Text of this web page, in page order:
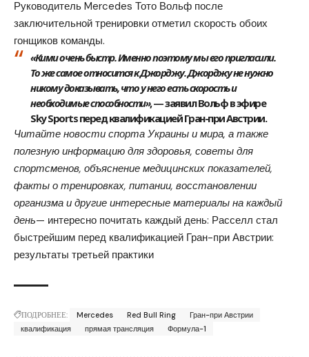
Руководитель Mercedes Тото Вольф после
заключительной тренировки отметил скорость обоих
гонщиков команды.
«Кими очень быстр. Именно поэтому мы его пригласили.
То же самое относится к Джорджу. Джорджу не нужно
никому доказывать, что у него есть скорость и
необходимые способности», — заявил Вольф в эфире
Sky Sports перед квалификацией Гран-при Австрии.
Читайте новости спорта Украины и мира, а также
полезную информацию для здоровья, советы для
спортсменов, объяснение медицинских показателей,
факты о тренировках, питании, восстановлении
организма и другие интересные материалы на каждый
день— интересно почитать каждый день: Расселл стал
быстрейшим перед квалификацией Гран-при Австрии:
результаты третьей практики
ПОДРОБНЕЕ: Mercedes Red Bull Ring
Гран-при Австрии
квалификация
прямая трансляция Формула-1